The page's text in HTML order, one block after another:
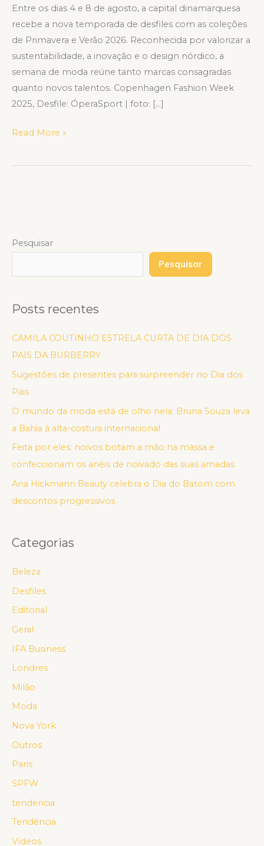
Entre os dias 4 e 8 de agosto, a capital dinamarquesa
recebe a nova temporada de desfiles com as coleções
de Primavera e Verão 2026. Reconhecida por valorizar a
sustentabilidade, a inovação e o design nórdico, a
semana de moda reúne tanto marcas consagradas
quanto novos talentos. Copenhagen Fashion Week
2025, Desfile: ÓperaSport | foto: […]
Read More »
Pesquisar
Pesquisar
Posts recentes
CAMILA COUTINHO ESTRELA CURTA DE DIA DOS
PAIS DA BURBERRY
Sugestões de presentes para surpreender no Dia dos
Pais
O mundo da moda está de olho nela: Bruna Souza leva
a Bahia à alta-costura internacional
Feita por eles: noivos botam a mão na massa e
confeccionam os anéis de noivado das suas amadas
Ana Hickmann Beauty celebra o Dia do Batom com
descontos progressivos
Categorias
Beleza
Desfiles
Editorial
Geral
IFA Business
Londres
Milão
Moda
Nova York
Outros
Paris
SPFW
tendencia
Tendência
Vídeos